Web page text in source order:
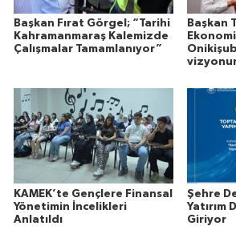
Başkan Fırat Görgel; “Tarihi
Kahramanmaraş Kalemizde
Çalışmalar Tamamlanıyor”
Başkan
KAMEK’te Gençlere Finansal
Yönetimin İncelikleri
Anlatıldı
Şehre
Yatırım
Giriyor